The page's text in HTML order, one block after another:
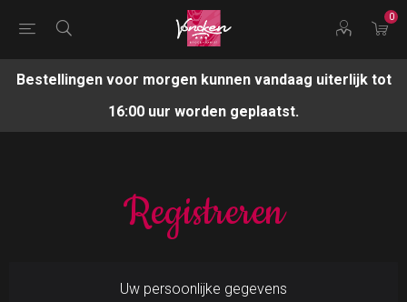
0
Bestellingen voor morgen kunnen vandaag uiterlijk tot
16:00 uur worden geplaatst.
Registreren
Uw persoonlijke gegevens